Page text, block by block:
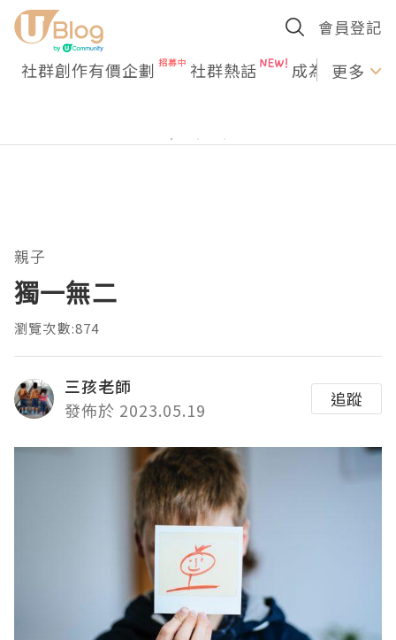
會員登記
社群創作有價企劃 社群熱話 成為U更多
親子
獨一無二
瀏覽次數:874
三孩老師
發佈於 2023.05.19
追蹤